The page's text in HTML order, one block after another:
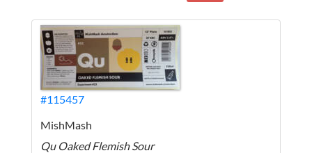
#115457
MishMash
Qu Oaked Flemish Sour